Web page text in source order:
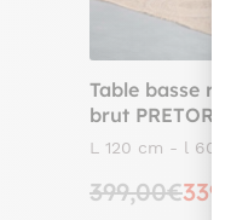
Table basse
brut PRETORIA
L 120 cm - l 60
399,00€